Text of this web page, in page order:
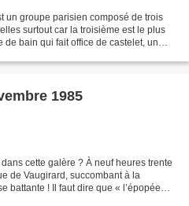
un groupe parisien composé de trois
surtout car la troisième est le plus
bain qui fait office de castelet, un
1985
cette galère ? À neuf heures trente
de Vaugirard, succombant à la
battante ! Il faut dire que « l’épopée